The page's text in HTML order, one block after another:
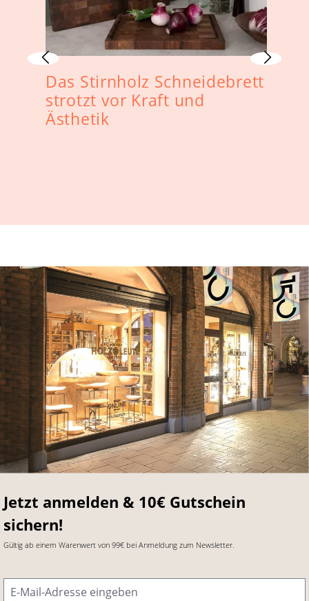
Das Stirnholz Schneidebrett
strotzt vor Kraft und
Ästhetik
Jetzt anmelden & 10€ Gutschein
sichern!
Gültig ab einem Warenwert von 99€ bei Anmeldung zum Newsletter.
E-Mail-Adresse*